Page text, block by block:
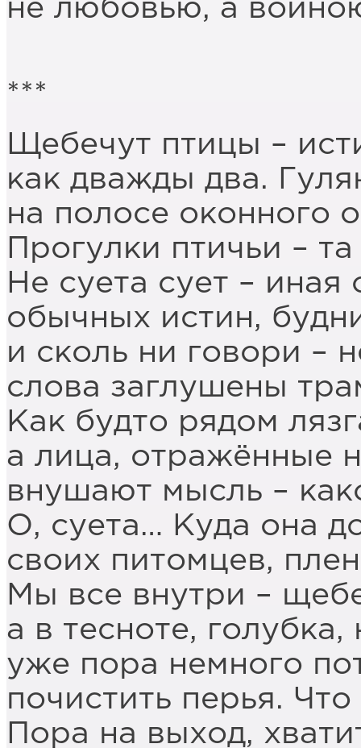
не любовью, а
***
Щебечут птицы –
как дважды два.
на полосе оконного
Прогулки птичьи –
Не суета сует – иная
обычных истин,
и сколь ни говори –
слова заглушены
Как будто рядом
а лица, отражённые
внушают мысль –
О, суета… Куда она
своих питомцев,
Мы все внутри –
а в тесноте, голубка,
уже пора немного
почистить перья.
Пора на выход,